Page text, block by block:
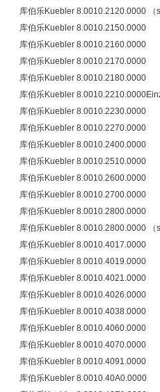
库伯乐Kuebler 8.0010.2120.0000
库伯乐Kuebler 8.0010.2150.0000
库伯乐Kuebler 8.0010.2160.0000
库伯乐Kuebler 8.0010.2170.0000
库伯乐Kuebler 8.0010.2180.0000
库伯乐Kuebler
库伯乐Kuebler 8.0010.2230.0000
库伯乐Kuebler 8.0010.2270.0000
库伯乐Kuebler 8.0010.2400.0000
库伯乐Kuebler 8.0010.2510.0000
库伯乐Kuebler 8.0010.2600.0000
库伯乐Kuebler 8.0010.2700.0000
库伯乐Kuebler 8.0010.2800.0000
库伯乐Kuebler 8.0010.2800.0000
库伯乐Kuebler 8.0010.4017.0000
库伯乐Kuebler 8.0010.4019.0000
库伯乐Kuebler 8.0010.4021.0000
库伯乐Kuebler 8.0010.4026.0000
库伯乐Kuebler 8.0010.4038.0000
库伯乐Kuebler 8.0010.4060.0000
库伯乐Kuebler 8.0010.4070.0000
库伯乐Kuebler 8.0010.4091.0000
库伯乐Kuebler 8.0010.40A0.0000